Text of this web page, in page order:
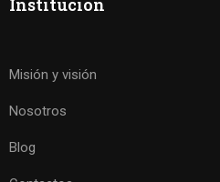
Institución
Misión y visión
Nosotros
Blog